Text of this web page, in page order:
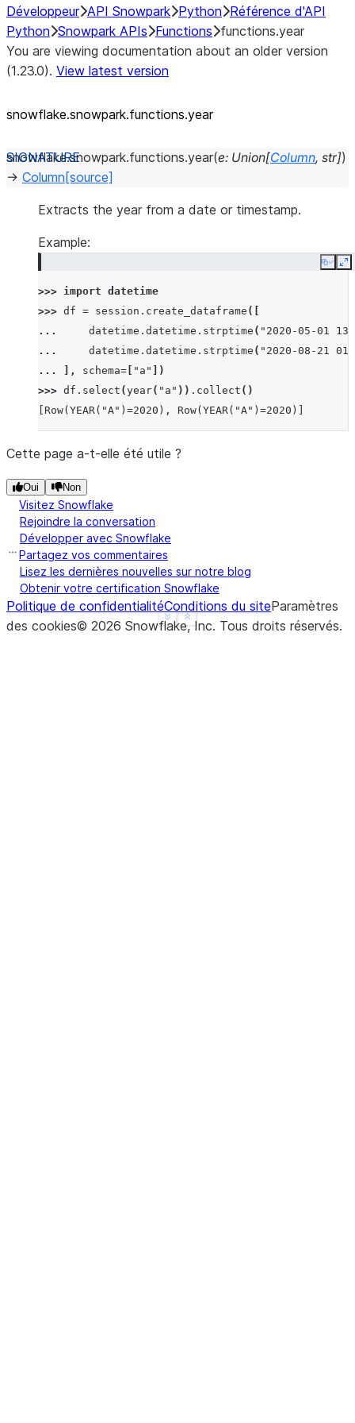
Développeur API Snowpark Python Référence d'API
Python Snowpark APIs Functions functions.year
You are viewing documentation about an older version
(1.23.0). View latest version
snowflake.snowpark.functions.year
snowflake.snowpark.functions.year(e: Union[Column, str])
→ Column [source]
Extracts the year from a date or timestamp.
Example:
Copy
>>> import datetime
>>> df = session . create_dataframe ([
...
datetime . datetime . strptime ( "2020-05-01
...
datetime . datetime . strptime ( "2020-08-21
...
], schema= "a"
])
>>> df . select (year( "a" )) . collect ()
[Row(YEAR("A")=2020), Row(YEAR("A")=2020)]
Show less
See more
Cette page a-t-elle été utile ?
Oui Non
Visitez Snowflake
Rejoindre la conversation
Développer avec Snowflake
Partagez vos commentaires
Lisez les dernières nouvelles sur notre blog
Obtenir votre certification Snowflake
Politique de confidentialitéConditions du siteParamètres
des cookies© 2026 Snowflake, Inc. Tous droits réservés.